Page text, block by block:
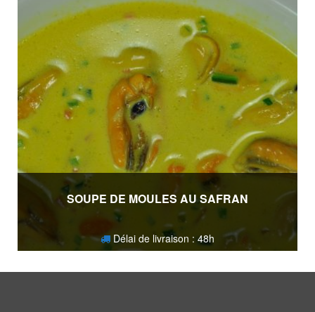
SOUPE DE MOULES AU SAFRAN
Délai de livraison : 48h